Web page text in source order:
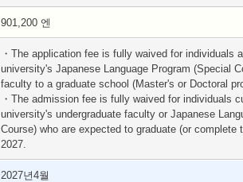
901,200 엔
・The application fee is fully waived for individuals
university's Japanese Language Program (Special
faculty to a graduate school (Master's or Doctoral
・The admission fee is fully waived for individuals
university's undergraduate faculty or Japanese
Course) who are expected to graduate (or complete
2027.
2027년4월